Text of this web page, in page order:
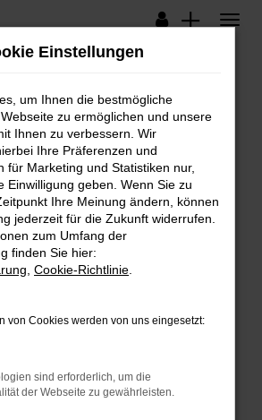
Lagerfahrzeuge
Error
Fehler aufgetreten.
Tipps, die dir helfen können:
Firewall und deine
Webseiten, zum Beispiel deine
Browsererweiterungen.
bestimmter Seiten
die Seite in einem
oder in einem privaten
Einstellungen
um Ihnen die bestmögliche
zu ermöglichen und unsere
Ihnen zu verbessern. Wir
Ihre Präferenzen und
für Marketing und Statistiken nur,
Einwilligung geben. Wenn Sie zu
Ihre Meinung ändern, können
jederzeit für die Zukunft widerrufen.
zum Umfang der
finden Sie hier:
Cookie-Richtlinie
von Cookies werden von uns eingesetzt:
sind erforderlich, um die
der Webseite zu gewährleisten.